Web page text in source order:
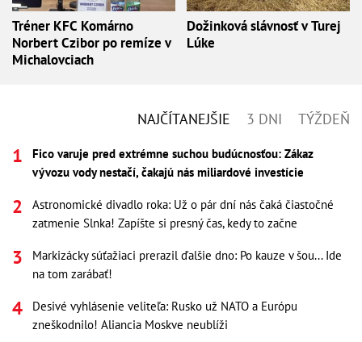
Tréner KFC Komárno
Norbert Czibor po remíze v
Michalovciach
Dožinková slávnosť v Turej
Lúke
NAJČÍTANEJŠIE 3 DNI TÝŽDEŇ
Fico varuje pred extrémne suchou budúcnosťou: Zákaz
vývozu vody nestačí, čakajú nás miliardové investície
Astronomické divadlo roka: Už o pár dní nás čaká čiastočné
zatmenie Slnka! Zapíšte si presný čas, kedy to začne
Markizácky súťažiaci prerazil ďalšie dno: Po kauze v šou... Ide
na tom zarábať!
Desivé vyhlásenie veliteľa: Rusko už NATO a Európu
zneškodnilo! Aliancia Moskve neublíži